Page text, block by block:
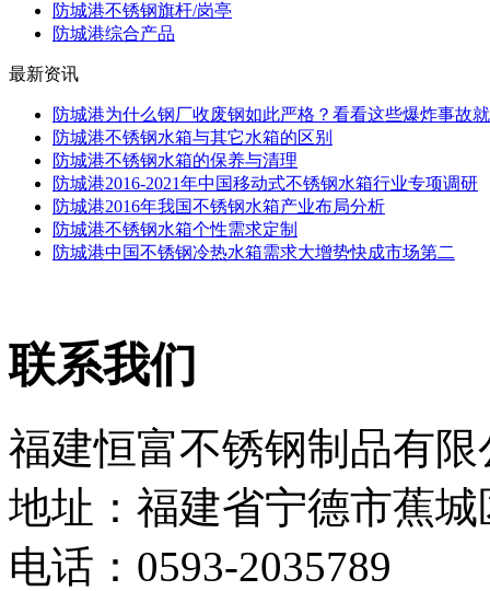
防城港不锈钢旗杆/岗亭
防城港综合产品
最新资讯
防城港为什么钢厂收废钢如此严格？看看这些爆炸事故
防城港不锈钢水箱与其它水箱的区别
防城港不锈钢水箱的保养与清理
防城港2016-2021年中国移动式不锈钢水箱行业专项调研
防城港2016年我国不锈钢水箱产业布局分析
防城港不锈钢水箱个性需求定制
防城港中国不锈钢冷热水箱需求大增势快成市场第二
联系我们
福建恒富不锈钢制品有限
地址：福建省宁德市蕉城
电话：0593-2035789